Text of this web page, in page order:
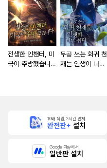
전생한 인챈터, 미
국이 추방했습니다
무공 쓰는 회귀 천
재는 인생이 너무
10배 적립, 2시간 먼저
완전판+ 설치
Google Play에서
일반판 설치